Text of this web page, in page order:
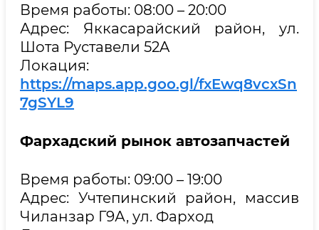
Время работы: 08:00 – 20:00
Адрес: Яккасарайский район, ул.
Шота Руставели 52A
Локация:
https://maps.app.goo.gl/fxEwq8vcxSn
7gSYL9
Фархадский рынок автозапчастей
Время работы: 09:00 – 19:00
Адрес: Учтепинский район, массив
Чиланзар Г9А, ул. Фарход